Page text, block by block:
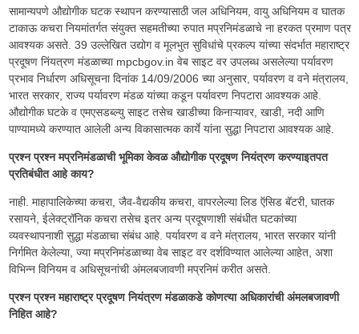
सामान्यपणे औद्योगीक घटक स्थापन करण्यासाठी जल अधिनियम, वायु अधिनियम व घातक
टाकाऊ कचरा नियमांतर्गत संयुक्त सहमतीच्या रुपात मप्रनिमंडळाचे ना हरकत प्रमाण पत्र
आवश्यक असते. 39 उल्लेखित उद्योग व मूलभुत सुविधांचे प्रकल्प यांच्या संदर्भात महाराष्ट्र
प्रदूषण निंयत्रण मंडळाच्या mpcbgov.in वेब साइट वर उपलब्ध असलेल्या पर्यावरण
प्रभाव निर्धारण अधिसूचना दिनांक 14/09/2006 च्या अनुसार, पर्यावरण व वने मंत्रालय,
भारत सरकार, राज्य पर्यावरण मंडळ यांच्या कडून पर्यावरण निपटारा आवश्यक आहे.
औद्योगीक घटके व एमएसडब्ल्यु साइट तसेच खाडीच्या किनाऱ्यावर, खाडी, नदी आणि
पाण्यामध्ये करण्यात आलेली अन्य विकासात्मक कार्ये यांना सुद्धा निपटारा आवश्यक आहे.
प्रश्न प्रश्न मप्रनिमंडळाची भूमिका केवळ औद्योगीक प्रदूषण नियंत्रण करण्याइतपत
प्रतिबंधीत आहे काय?
नाही. माहापालिकेच्या कचरा, जैव-वैद्यकीय कचरा, वापरलेल्या लिड ऍसिड बॅटरी, घातक
रसायने, ईलेक्ट्रॉनिक कचरा तसेच इतर अन्य प्रदूषणाशी संबंधीत घटकांच्या
व्यवस्थापनाशी सुद्धा मंडळाचा संबंध आहे. पर्यावरण व वने मंत्रालय, भारत सरकार यांनी
निर्गमित केलेल्या, ज्या मप्रनिमंडळाच्या वेब साइट वर दर्शविण्यात आलेल्या आहेत, अशा
विभिन्न विनियम व अधिसूचनांची अंमलबजावणी मप्रनिमं करीत असते.
प्रश्न प्रश्न महाराष्ट्र प्रदूषण नियंत्रण मंडळाकडे कोणत्या अधिकारांची अंमलबजावणी
निहित आहे?